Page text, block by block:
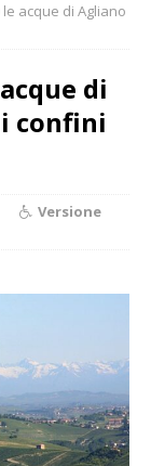
acque di Agliano
di
confini
Versione